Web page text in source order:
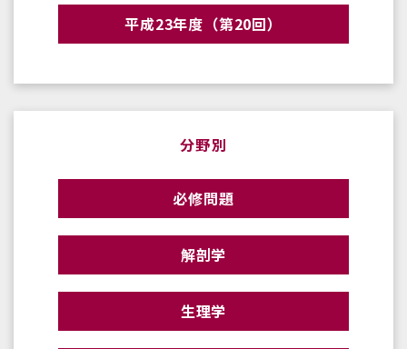
平成23年度（第20回）
分野別
必修問題
解剖学
生理学